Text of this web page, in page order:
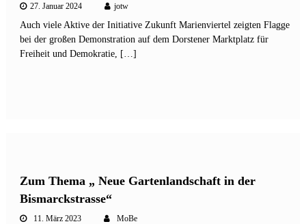
27. Januar 2024 jotw
Auch viele Aktive der Initiative Zukunft Marienviertel zeigten Flagge
bei der großen Demonstration auf dem Dorstener Marktplatz für
Freiheit und Demokratie, […]
Zum Thema „ Neue Gartenlandschaft in der
Bismarckstrasse“
11. März 2023 MoBe